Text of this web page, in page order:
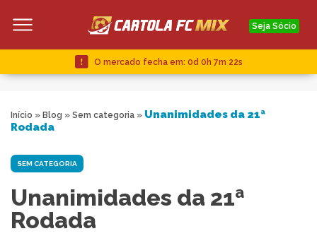
Seja Sócio
O mercado fecha em: 0d 0h 7m 22s
Início » Blog » Sem categoria » Unanimidades da 21ª
Rodada
SEM CATEGORIA
Unanimidades da 21ª
Rodada